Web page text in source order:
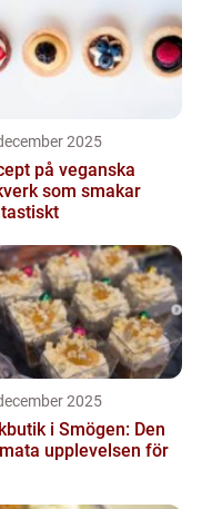
2025
på veganska
som smakar
2025
i Smögen: Den
upplevelsen för